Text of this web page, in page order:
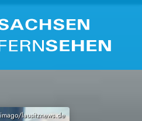
imago/lausitznews.de